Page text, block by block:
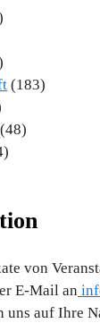
(183)
(48)
von
E-Mail an
uns auf Ihre